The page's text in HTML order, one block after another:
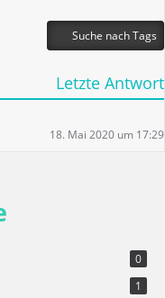
Suche nach Tags
Letzte Antwort
18. Mai 2020 um 17:29
0
1